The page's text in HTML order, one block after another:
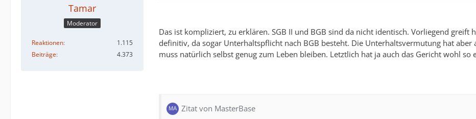
Tamar
Moderator
Reaktionen
1.115
Beiträge
4.373
Das ist kompliziert, zu erklären. SGB II und BGB sind da nicht identisch. Vorliegend
definitiv, da sogar Unterhaltspflicht nach BGB besteht. Die Unterhaltsvermutung hat aber
muss natürlich selbst genug zum Leben bleiben. Letztlich hat ja auch das Gericht wohl so
Zitat von MasterBase